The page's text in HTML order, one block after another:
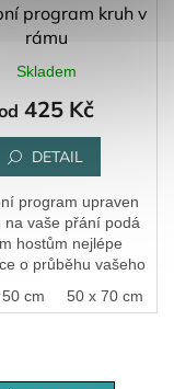
program kruh v
rámu
Skladem
425 Kč
DETAIL
program upraven
na vaše přání podá
hostům nejlépe
o průběhu vašeho
cm 50 x 70 cm